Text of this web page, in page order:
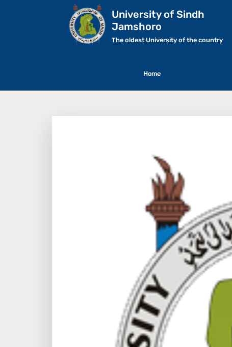
University of Sindh
Jamshoro
The oldest University of the country
Home